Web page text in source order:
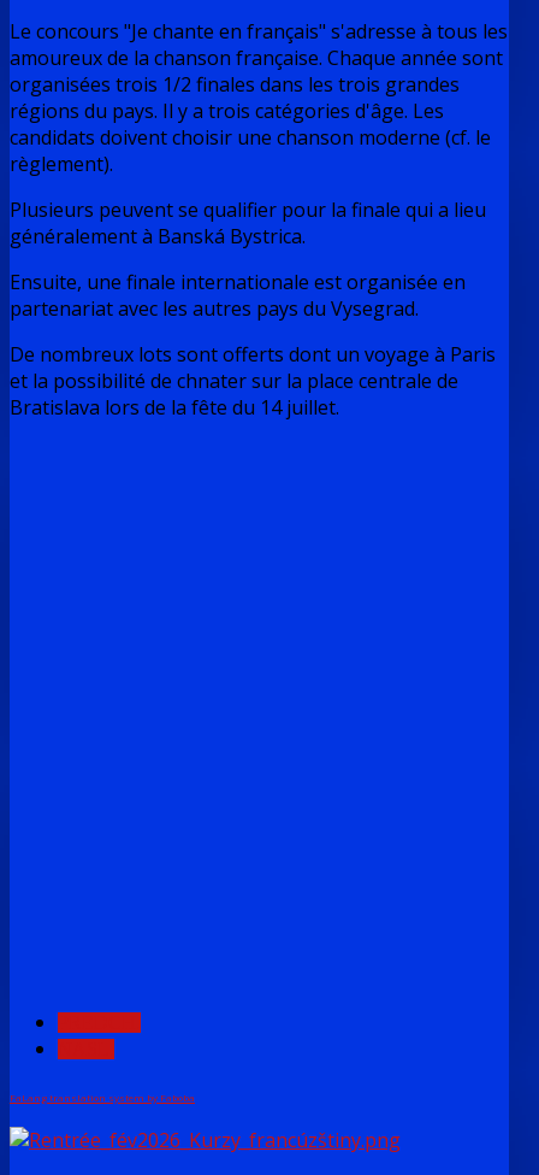
Le concours "Je chante en français" s'adresse à tous les
amoureux de la chanson française. Chaque année sont
organisées trois 1/2 finales dans les trois grandes
régions du pays. Il y a trois catégories d'âge. Les
candidats doivent choisir une chanson moderne (cf. le
règlement).
Plusieurs peuvent se qualifier pour la finale qui a lieu
généralement à Banská Bystrica.
Ensuite, une finale internationale est organisée en
partenariat avec les autres pays du Vysegrad.
De nombreux lots sont offerts dont un voyage à Paris
et la possibilité de chnater sur la place centrale de
Bratislava lors de la fête du 14 juillet.
FaLang translation system by Faboba